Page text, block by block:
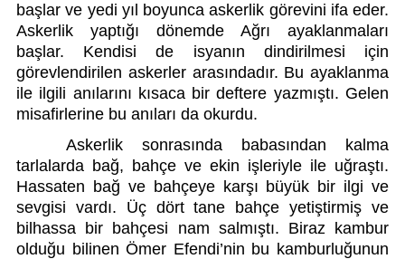
başlar ve yedi yıl boyunca askerlik görevini ifa eder.
Askerlik yaptığı dönemde Ağrı ayaklanmaları
başlar. Kendisi de isyanın dindirilmesi için
görevlendirilen askerler arasındadır. Bu ayaklanma
ile ilgili anılarını kısaca bir deftere yazmıştı. Gelen
misafirlerine bu anıları da okurdu.
Askerlik sonrasında babasından kalma
tarlalarda bağ, bahçe ve ekin işleriyle ile uğraştı.
Hassaten bağ ve bahçeye karşı büyük bir ilgi ve
sevgisi vardı. Üç dört tane bahçe yetiştirmiş ve
bilhassa bir bahçesi nam salmıştı. Biraz kambur
olduğu bilinen Ömer Efendi’nin bu kamburluğunun